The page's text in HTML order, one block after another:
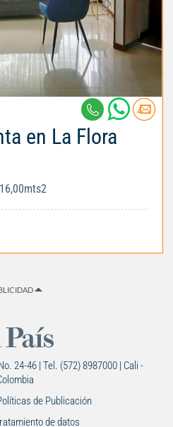
en La Flora
24-46 | Tel. (572) 8987000 | Cali -
de Publicación
de datos